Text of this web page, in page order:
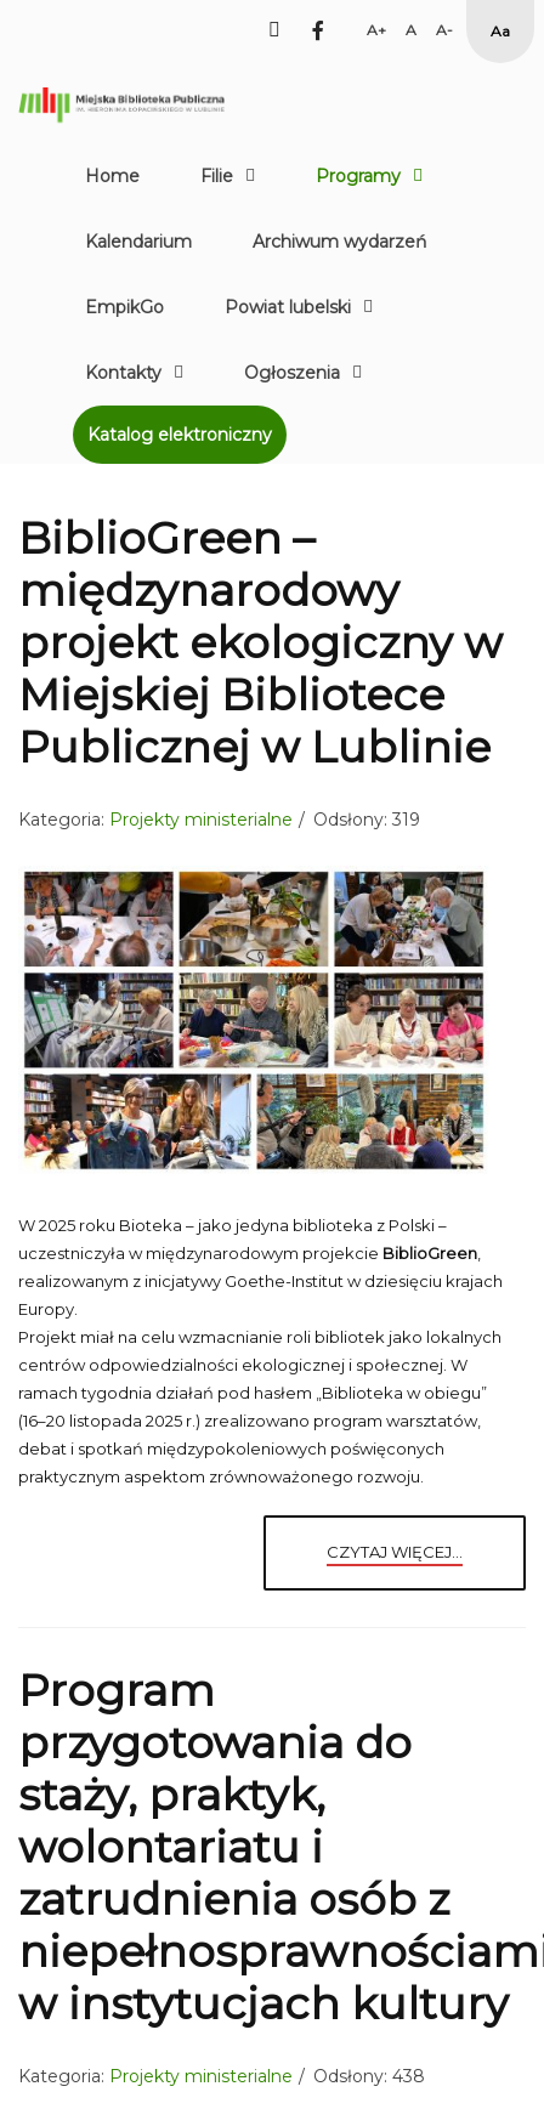
facebook
Set Set
Smaller
High
Home Filie Programy
Kalendarium Archiwum wydarzeń
EmpikGo Powiat lubelski
Kontakty Ogłoszenia
Katalog elektroniczny
BiblioGreen –
międzynarodowy
projekt ekologiczny w
Miejskiej Bibliotece
Publicznej w Lublinie
Kategoria: Projekty ministerialne Odsłony: 319
W 2025 roku Bioteka – jako jedyna biblioteka z Polski –
uczestniczyła w międzynarodowym projekcie BiblioGreen
realizowanym z inicjatywy Goethe-Institut w dziesięciu krajach
Europy.
Projekt miał na celu wzmacnianie roli bibliotek jako lokalnych
centrów odpowiedzialności ekologicznej i społecznej. W
ramach tygodnia działań pod hasłem „Biblioteka w obiegu”
(16–20 listopada 2025 r.) zrealizowano program warsztatów,
debat i spotkań międzypokoleniowych poświęconych
praktycznym aspektom zrównoważonego rozwoju.
CZYTAJ WIĘCEJ...
Program
przygotowania do
staży, praktyk,
wolontariatu i
zatrudnienia osób z
w instytucjach kultury
Kategoria: Projekty ministerialne Odsłony: 438